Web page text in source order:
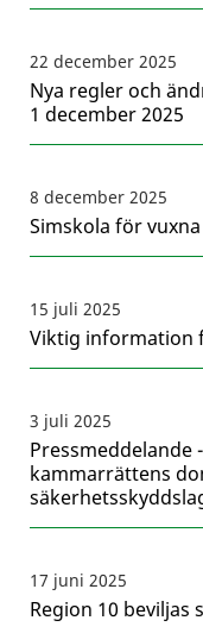
22 december 2025
Nya regler och
1 december 2025
8 december 2025
Simskola för
15 juli 2025
Viktig information
3 juli 2025
Pressmeddelande
kammarrättens
17 juni 2025
Region 10